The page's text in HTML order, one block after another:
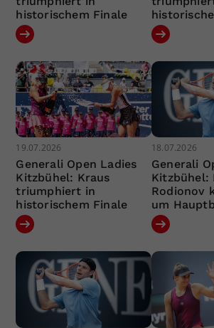
historischem Finale
19.07.2026
Generali Open Ladies
Kitzbühel: Kraus
triumphiert in
historischem Finale
18.07.2026
Generali
Kitzbühel:
Rodionov
um